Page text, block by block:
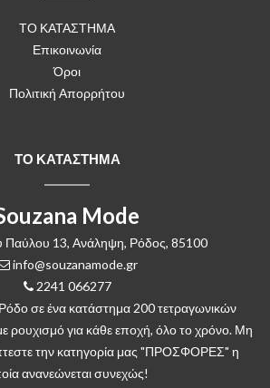
ΤΟ ΚΑΤΑΣΤΗΜΑ
Επικοινωνία
Όροι
Πολιτική Απορρήτου
ΤΟ ΚΑΤΑΣΤΗΜΑ
Mode
Παύλου 13, Ανάληψη, Ρόδος, 85100
info@souzanamode.gr
2241 066277
σε ένα κατάστημα 200 τετραγωνικών
ρουχισμό για κάθε εποχή, όλο το χρόνο. Μη
την κατηγορία μας "ΠΡΟΣΦΟΡΕΣ" η
ανανεώνεται συνεχώς!